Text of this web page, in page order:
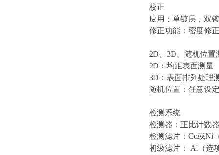
校正
应用：单镀层，双
修正功能：密度修
2D、3D、随机位置
2D：均距表面测量
3D：表面排列处理
随机位置：任意设
检测系统
检测器：正比计数器
检测滤片：Co或Ni
初级滤片： Al（选